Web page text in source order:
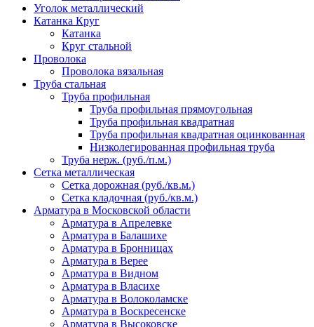
Уголок металлический
Катанка Круг
Катанка
Круг стальной
Проволока
Проволока вязальная
Труба стальная
Труба профильная
Труба профильная прямоугольная
Труба профильная квадратная
Труба профильная квадратная оцинкованная
Низколегированная профильная труба
Труба нерж. (руб./п.м.)
Сетка металлическая
Сетка дорожная (руб./кв.м.)
Сетка кладочная (руб./кв.м.)
Арматура в Московской области
Арматура в Апрелевке
Арматура в Балашихе
Арматура в Бронницах
Арматура в Верее
Арматура в Видном
Арматура в Власихе
Арматура в Волоколамске
Арматура в Воскресенске
Арматура в Высоковске